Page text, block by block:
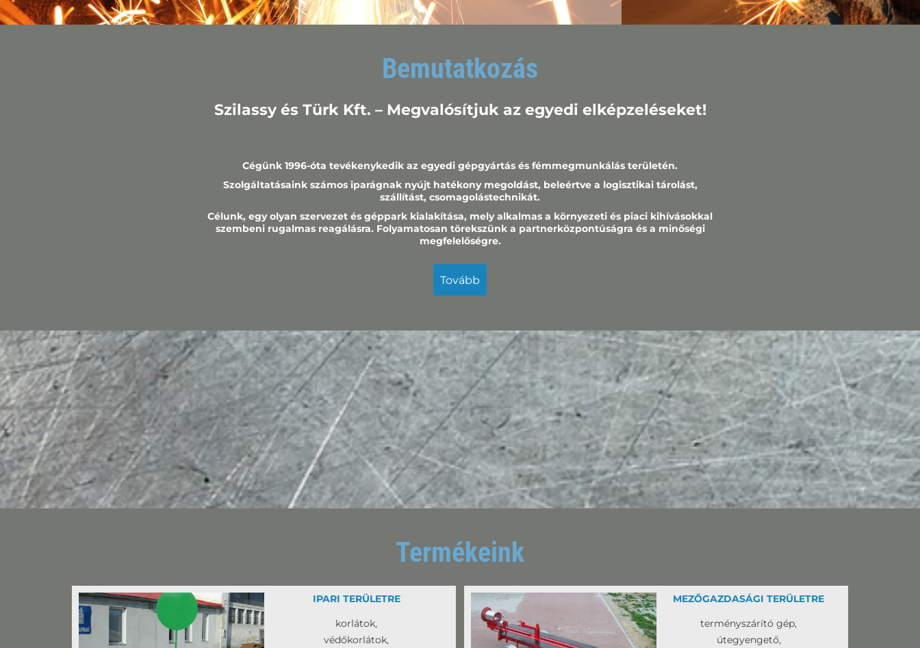
Bemutatkozás
Szilassy és Türk Kft. – Megvalósítjuk az egyedi elképzeléseket!
Cégünk 1996-óta tevékenykedik az egyedi gépgyártás és fémmegmunkálás területén.
Szolgáltatásaink számos iparágnak nyújt hatékony megoldást, beleértve a logisztikai tárolást,
szállítást, csomagolástechnikát.
Célunk, egy olyan szervezet és géppark kialakítása, mely alkalmas a környezeti és piaci kihívásokkal
szembeni rugalmas reagálásra. Folyamatosan törekszünk a partnerközpontúságra és a minőségi
megfelelőségre.
tovább
Termékeink
IPARI TERÜLETRE
korlátok,
védőkorlátok,
MEZŐGAZDASÁGI TERÜLETRE
terményszárító gép,
útegyengető,